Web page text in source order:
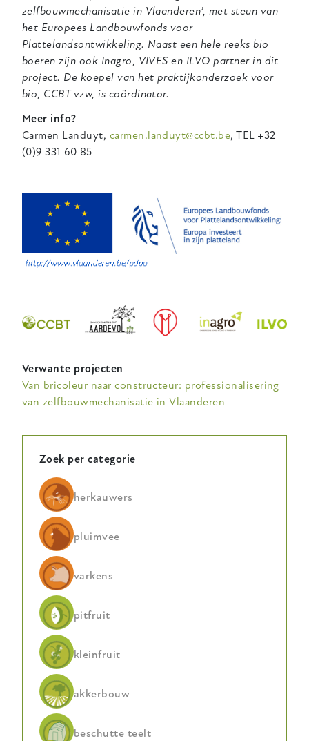
zelfbouwmechanisatie in Vlaanderen’, met steun van
het Europees Landbouwfonds voor
Plattelandsontwikkeling. Naast een hele reeks bio
boeren zijn ook Inagro, VIVES en ILVO partner in dit
project. De koepel van het praktijkonderzoek voor
bio, CCBT vzw, is coördinator.
Meer info?
Carmen Landuyt, carmen.landuyt@ccbt.be, TEL +32
(0)9 331 60 85
Verwante projecten
Van bricoleur naar constructeur: professionalisering
van zelfbouwmechanisatie in Vlaanderen
Zoek per categorie
herkauwers
pluimvee
varkens
pitfruit
kleinfruit
akkerbouw
beschutte teelt